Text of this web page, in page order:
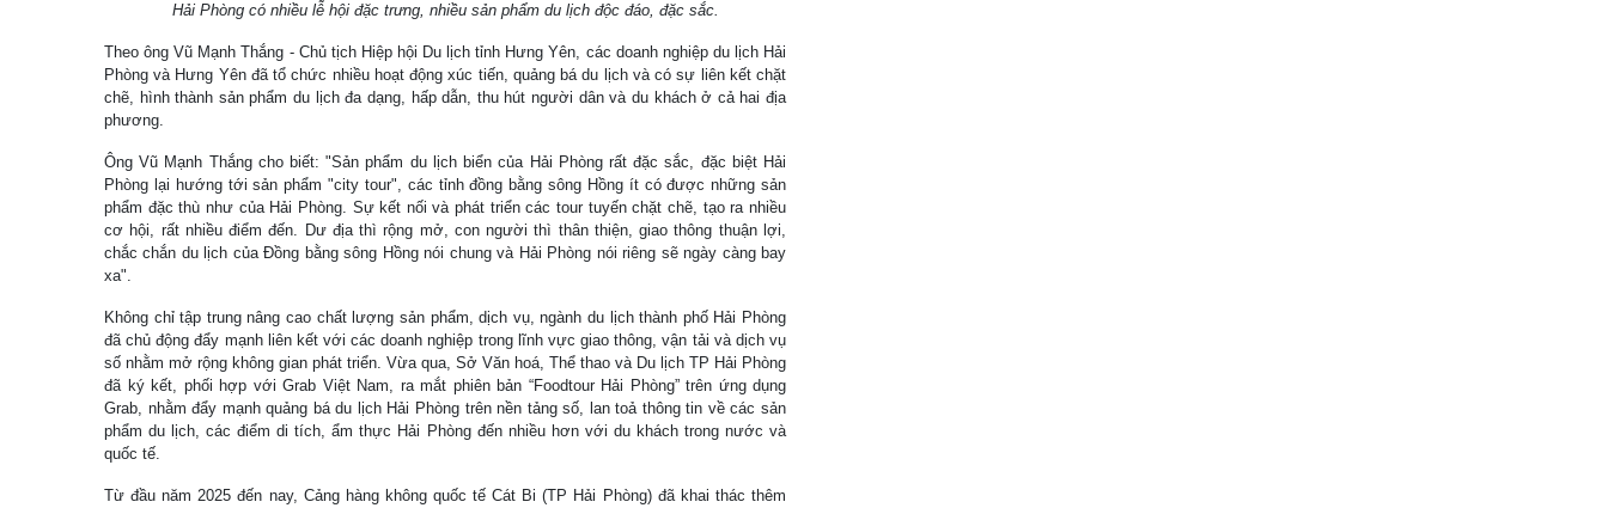
Hải Phòng có nhiều lễ hội đặc trưng, nhiều sản phẩm du lịch độc đáo, đặc sắc.
Theo ông Vũ Mạnh Thắng - Chủ tịch Hiệp hội Du lịch tỉnh Hưng Yên, các doanh nghiệp du lịch Hải
Phòng và Hưng Yên đã tổ chức nhiều hoạt động xúc tiến, quảng bá du lịch và có sự liên kết chặt
chẽ, hình thành sản phẩm du lịch đa dạng, hấp dẫn, thu hút người dân và du khách ở cả hai địa
phương.
Ông Vũ Mạnh Thắng cho biết: "Sản phẩm du lịch biển của Hải Phòng rất đặc sắc, đặc biệt Hải
Phòng lại hướng tới sản phẩm "city tour", các tỉnh đồng bằng sông Hồng ít có được những sản
phẩm đặc thù như của Hải Phòng. Sự kết nối và phát triển các tour tuyến chặt chẽ, tạo ra nhiều
cơ hội, rất nhiều điểm đến. Dư địa thì rộng mở, con người thì thân thiện, giao thông thuận lợi,
chắc chắn du lịch của Đồng bằng sông Hồng nói chung và Hải Phòng nói riêng sẽ ngày càng bay
xa".
Không chỉ tập trung nâng cao chất lượng sản phẩm, dịch vụ, ngành du lịch thành phố Hải Phòng
đã chủ động đẩy mạnh liên kết với các doanh nghiệp trong lĩnh vực giao thông, vận tải và dịch vụ
số nhằm mở rộng không gian phát triển. Vừa qua, Sở Văn hoá, Thể thao và Du lịch TP Hải Phòng
đã ký kết, phối hợp với Grab Việt Nam, ra mắt phiên bản “Foodtour Hải Phòng” trên ứng dụng
Grab, nhằm đẩy mạnh quảng bá du lịch Hải Phòng trên nền tảng số, lan toả thông tin về các sản
phẩm du lịch, các điểm di tích, ẩm thực Hải Phòng đến nhiều hơn với du khách trong nước và
quốc tế.
Từ đầu năm 2025 đến nay, Cảng hàng không quốc tế Cát Bi (TP Hải Phòng) đã khai thác thêm